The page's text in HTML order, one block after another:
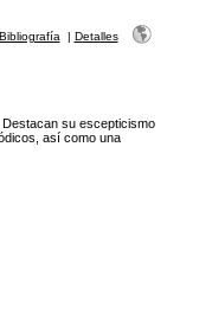
Bibliografía | Detalles
su escepticismo
así como una